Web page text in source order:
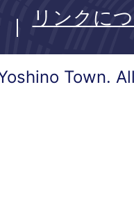
リンクに
Town.